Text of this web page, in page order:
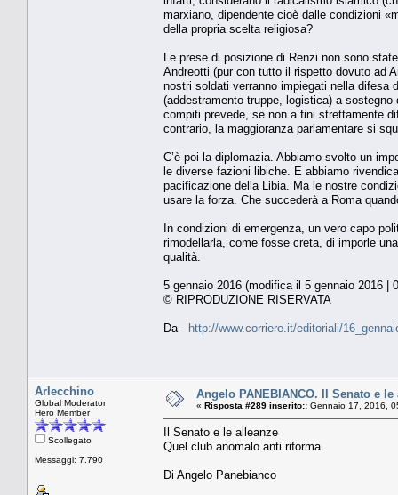
marxiano, dipendente cioè dalle condizioni
della propria scelta religiosa?
Le prese di posizione di Renzi non sono
Andreotti (pur con tutto il rispetto dovuto ad
nostri soldati verranno impiegati nella difesa
(addestramento truppe, logistica) a
compiti prevede, se non a fini strettamente
contrario, la maggioranza parlamentare si
C’è poi la diplomazia. Abbiamo svolto un
le diverse fazioni libiche. E abbiamo
pacificazione della Libia. Ma le nostre
usare la forza. Che succederà a Roma
In condizioni di emergenza, un vero capo
rimodellarla, come fosse creta, di imporle
qualità.
5 gennaio 2016 (modifica il 5 gennaio 2016 |
© RIPRODUZIONE RISERVATA
Da - http://www.corriere.it/editoriali/
Arlecchino
Global Moderator
Hero Member
Scollegato
Messaggi: 7.790
Angelo PANEBIANCO. Il Senato e
« Risposta #289 inserito:: Gennaio 17, 2016,
Il Senato e le alleanze
Quel club anomalo anti riforma
Di Angelo Panebianco